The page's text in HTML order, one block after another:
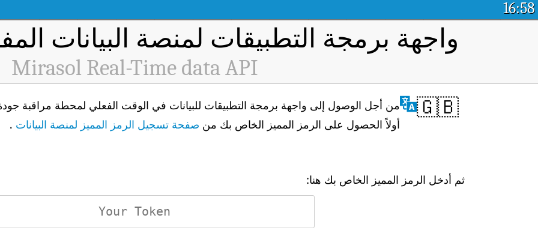
16:58
واجهة برمجة التطبيقات لمنصة البيانات
Mirasol Real-Time data API
🇬🇧
أولاً الحصول على الرمز المميز الخاص بك من صفحة تسجيل الرمز المميز لمنصة البيانات .
ثم أدخل الرمز المميز الخاص بك هنا: